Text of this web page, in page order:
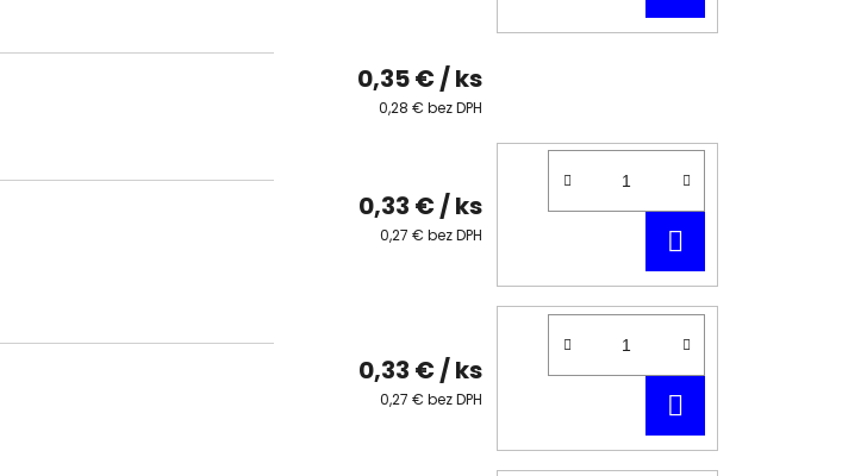
KOŠÍKA
0,35 € / ks
0,28 € bez DPH
0,33 € / ks
0,27 € bez DPH
KOŠÍKA
0,33 € / ks
0,27 € bez DPH
KOŠÍKA